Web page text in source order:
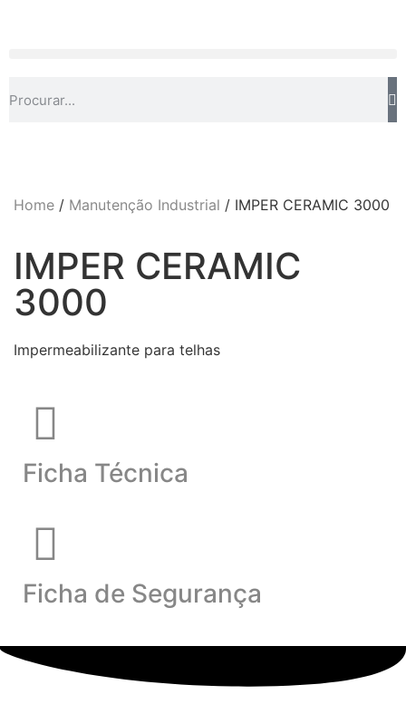
Home / Manutenção Industrial / IMPER CERAMIC 3000
IMPER CERAMIC
3000
Impermeabilizante para telhas
Ficha Técnica
Ficha de Segurança